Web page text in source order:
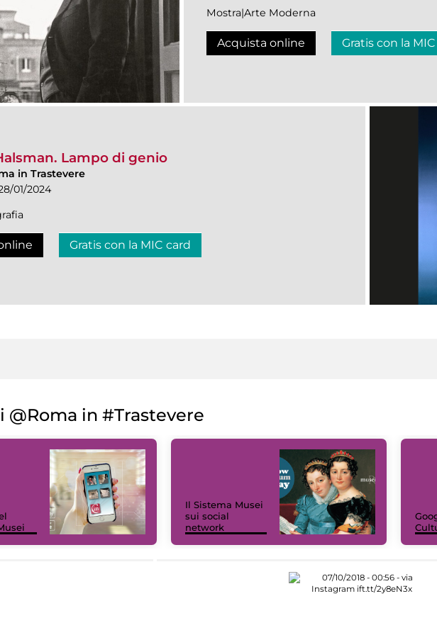
Mostra|Arte Moderna
Acquista online Gratis con la
Lampo di genio
in Trastevere
01/2024
Gratis con la MIC card
@Roma in #Trastevere
Il Sistema Musei
sui social
network